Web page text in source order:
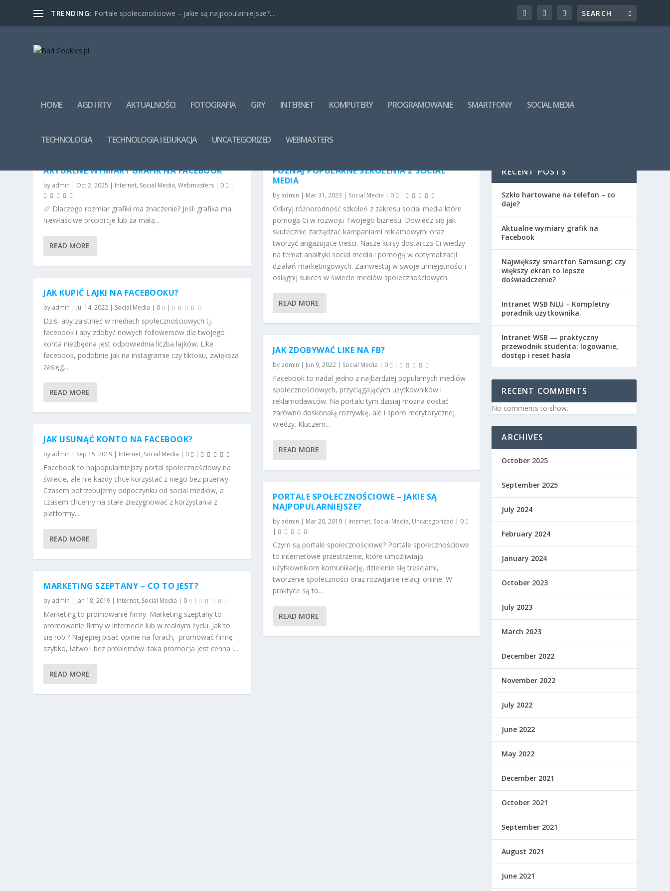
TRENDING: Portale społecznościowe – jakie są najpopularniejsze?...
HOME AGD I RTV AKTUALNOŚCI FOTOGRAFIA GRY INTERNET KOMPUTERY PROGRAMOWANIE SMARTFONY SOCIAL MEDIA
TECHNOLOGIA TECHNOLOGIA I EDUKACJA UNCATEGORIZED WEBMASTERS
AKTUALNE WYMIARY GRAFIK NA FACEBOOK
by admin | Oct 2, 2025 | Internet, Social Media,Webmasters | 0 |
📏 Dlaczego rozmiar grafiki ma znaczenie? Jeśli grafika ma
niewłaściwe proporcje lub za małą...
READ MORE
JAK KUPIĆ LAJKI NA FACEBOOKU?
by admin | Jul 14, 2022 | Social Media | 0 |
Dziś, aby zaistnieć w mediach społecznościowych tj.
facebook i aby zdobyć nowych followersów dla twojego
konta niezbędna jest odpowiednia liczba lajków. Like
facebook, podobnie jak na instagramie czy tiktoku, zwiększa
zasięg...
READ MORE
JAK USUNĄĆ KONTO NA FACEBOOK?
by admin | Sep 15, 2019 | Internet, Social Media | 0 |
Facebook to najpopularniejszy portal społecznościowy na
świecie, ale nie każdy chce korzystać z niego bez przerwy.
Czasem potrzebujemy odpoczynku od social mediów, a
czasem chcemy na stałe zrezygnować z korzystania z
platformy....
READ MORE
MARKETING SZEPTANY – CO TO JEST?
by admin | Jan 18, 2019 | Internet, Social Media | 0 |
Marketing to promowanie firmy. Marketing szeptany to
promowanie firmy w internecie lub w realnym życiu. Jak to
się robi? Najlepiej pisać opinie na forach, promować firmę
szybko, łatwo i bez problemów. taka promocja jest cenna i...
READ MORE
POZNAJ POPULARNE SZKOLENIA Z SOCIAL
MEDIA
by admin | Mar 31, 2023 | Social Media | 0 |
Odkryj różnorodność szkoleń z zakresu social media które
pomogą Ci w rozwoju Twojego biznesu. Dowiedz się jak
skutecznie zarządzać kampaniami reklamowymi oraz
tworzyć angażujące treści. Nasze kursy dostarczą Ci wiedzy
na temat analityki social media i pomogą w optymalizacji
działań marketingowych. Zainwestuj w swoje umiejętności i
osiągnij sukces w świecie mediów społecznościowych.
READ MORE
JAK ZDOBYWAĆ LIKE NA FB?
by admin | Jun 9, 2022| Social Media | 0 |
Facebook to nadal jedno z najbardziej popularnych mediów
społecznościowych, przyciągających użytkowników i
reklamodawców. Na portalu tym dzisiaj można dostać
zarówno doskonałą rozrywkę, ale i sporo merytorycznej
wiedzy. Kluczem...
READ MORE
PORTALE SPOŁECZNOŚCIOWE – JAKIE SĄ
NAJPOPULARNIEJSZE?
by admin | Mar 20, 2019| Internet, Social Media, Uncategorized | 0
|
Czym są portale społecznościowe? Portale społecznościowe
to internetowe przestrzenie, które umożliwiają
użytkownikom komunikację, dzielenie się treściami,
tworzenie społeczności oraz rozwijanie relacji online. W
praktyce są to...
READ MORE
RECENT POSTS
Szkło hartowane na telefon – co
daje?
Aktualne wymiary grafik na
Facebook
Największy smartfon Samsung: czy
większy ekran to lepsze
doświadczenie?
Intranet WSB NLU – Kompletny
poradnik użytkownika.
Intranet WSB — praktyczny
przewodnik studenta: logowanie,
dostęp i reset hasła
RECENT COMMENTS
No comments to show.
ARCHIVES
October 2025
September 2025
July 2024
February 2024
January 2024
October 2023
July 2023
March 2023
December 2022
November 2022
July 2022
June 2022
May 2022
December 2021
October 2021
September 2021
August 2021
June 2021